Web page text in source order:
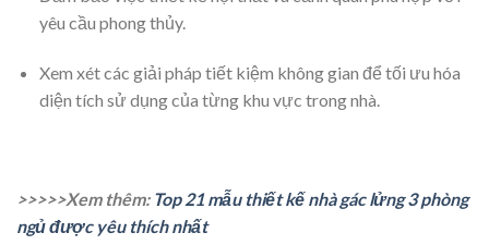
Lựa chọn vật liệu xây dựng phù hợp với ngân sách và nhu
Thiết kế nhà đẹp 2 tầngphân chia cân đối không gian hài
yêu cầu phong thủy.